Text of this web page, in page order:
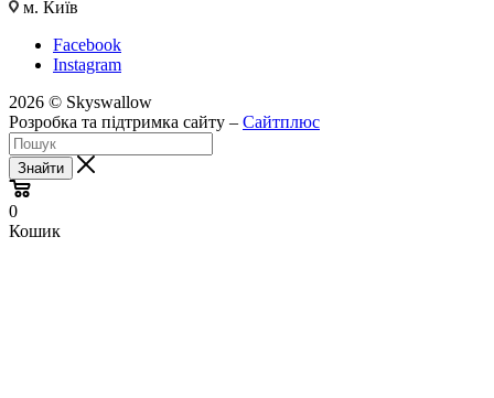
м. Київ
Facebook
Instagram
2026 © Skyswallow
Розробка та підтримка сайту – Сайтплюс
Знайти
0
Кошик